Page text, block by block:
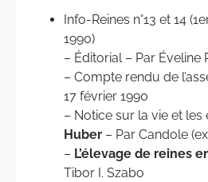
Info-Reines n°13 et 14
1990)
– Éditorial – Par Éveline
– Compte rendu de
17 février 1990
– Notice sur la vie et les
Huber – Par Candole
– L’élevage de reines
Tibor I. Szabo